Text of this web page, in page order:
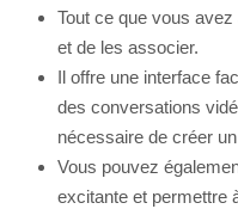
Tout ce que vous
et de les associer.
Il offre une interface
des conversations
nécessaire de créer
Vous pouvez
excitante et permettre